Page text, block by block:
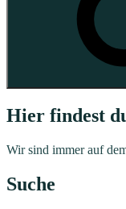
Hier findest
Wir sind immer auf
Suche